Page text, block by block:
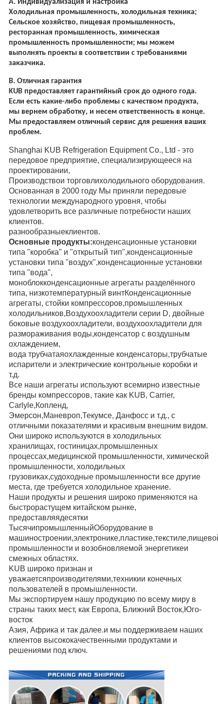
А. Индивидуализация и настройка
Холодильная промышленность, холодильная техника;
Сельское хозяйство, пищевая промышленность,
ресторанная промышленность, химическая
промышленность промышленности; мы можем
выполнять проекты в соответствии с требованиями
заказчика.
B. Отличная гарантия
KUB предоставляет гарантийный срок до одного года.
Если есть какие-либо проблемы с качеством продукта,
мы вернем обработку, и несем ответственность в конце.
Мы предоставляем отличный сервис для решения ваших
проблем.
Shanghai KUB Refrigeration Equipment Co., Ltd - это
передовое предприятие, специализирующееся на
проектировании,
Производствои торговлихолодильного оборудования.
Основанная в 2000 году Мы приняли передовые
технологии международного уровня, чтобы
удовлетворить все различные потребности наших
клиентов.
разнообразныеклиентов.
Основные продукты:конденсационные установки
типа "коробка" и "открытый тип",конденсационные
установки типа "воздух",конденсационные установки
типа "вода",
моноблокконденсационные агрегаты разделённого
типа, низкотемпературный винтКонденсационные
агрегаты, стойки компрессоров,промышленных
холодильников,Воздухоохладители серии D, двойные
боковые воздухоохладители, воздухоохладители для
размораживания воды,конденсатор с воздушным
охлаждением,
вода трубчатаяохлажденные конденсаторы,трубчатые
испарители и электрические контрольные коробки и
т.д.
Все наши агрегаты используют всемирно известные
бренды компрессоров, такие как KUB, Carrier,
Carlyle,Копленд,
Эмерсон,Маневроп,Текумсе, Данфосс и т.д., с
отличными показателями и красивым внешним видом.
Они широко используются в холодильных
хранилищах, гостиницах,промышленных
процессах,медицинской промышленности, химической
промышленности, холодильных
грузовиках,судоходные промышленности все другие
места, где требуется холодильное хранение.
Наши продукты и решения широко применяются на
быстрорастущем китайском рынке,
предоставляядесятки
ТысячипромышленныйОборудование в
промышленности и возобновляемой энергетикеи
смежных областях.
KUB широко признан и
уважаетсяпроизводителями,техникии конечных
пользователей в промышленности.
Мы экспортируем нашу продукцию по всему миру в
страны таких мест, как Европа, Ближний Восток,Юго-
восток
Азия, Африка и так далее.и мы поддерживаем наших
клиентов высококачественными продуктами и
решениями под ключ.